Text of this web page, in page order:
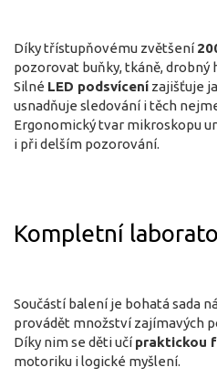
Díky třístupňovému zvětšení
pozorovat buňky, tkáně, drobný
Silné LED podsvícení zajišťuje
usnadňuje sledování i těch
Ergonomický tvar mikroskopu
i při delším pozorování.
Kompletní
Součástí balení je bohatá sada
provádět množství zajímavých
Díky nim se děti učí praktickou
motoriku i logické myšlení.